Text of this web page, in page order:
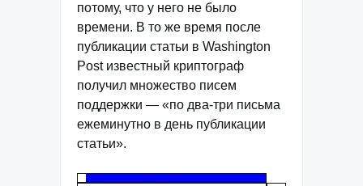
потому, что у него не было
времени. В то же время после
публикации статьи в Washington
Post известный криптограф
получил множество писем
поддержки — «по два-три письма
ежеминутно в день публикации
статьи».